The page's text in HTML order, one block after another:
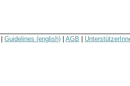
Guidelines (english) AGB